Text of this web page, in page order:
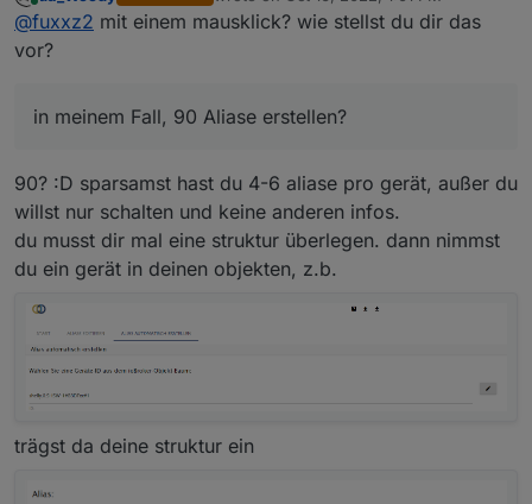
mehreren Aliasen füllen? Ich möchte, dass einige
Online last edited by
@fuxxz2 mit einem mausklick? wie stellst du dir das
vor?
in meinem Fall, 90 Aliase erstellen?
90? :D sparsamst hast du 4-6 aliase pro gerät, außer du
willst nur schalten und keine anderen infos.
du musst dir mal eine struktur überlegen. dann nimmst
du ein gerät in deinen objekten, z.b.
trägst da deine struktur ein